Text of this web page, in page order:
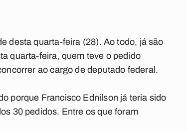
desta quarta-feira (28). Ao todo, já são
quarta-feira, quem teve o pedido
ao cargo de deputado federal.
porque Francisco Ednilson já teria sido
30 pedidos. Entre os que foram